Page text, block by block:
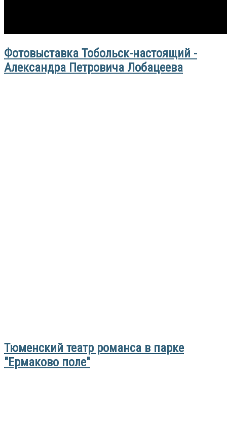
Фотовыставка Тобольск-настоящий -
Александра Петровича Лобацеева
Тюменский театр романса в парке
"Ермаково поле"